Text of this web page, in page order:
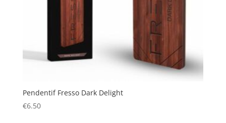
Pendentif Fresso Dark Delight
€6.50